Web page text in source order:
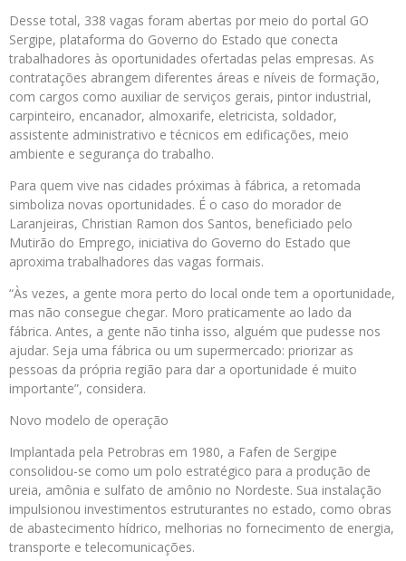
Desse total, 338 vagas foram abertas por meio do portal GO
Sergipe, plataforma do Governo do Estado que conecta
trabalhadores às oportunidades ofertadas pelas empresas. As
contratações abrangem diferentes áreas e níveis de formação,
com cargos como auxiliar de serviços gerais, pintor industrial,
carpinteiro, encanador, almoxarife, eletricista, soldador,
assistente administrativo e técnicos em edificações, meio
ambiente e segurança do trabalho.
Para quem vive nas cidades próximas à fábrica, a retomada
simboliza novas oportunidades. É o caso do morador de
Laranjeiras, Christian Ramon dos Santos, beneficiado pelo
Mutirão do Emprego, iniciativa do Governo do Estado que
aproxima trabalhadores das vagas formais.
“Às vezes, a gente mora perto do local onde tem a oportunidade,
mas não consegue chegar. Moro praticamente ao lado da
fábrica. Antes, a gente não tinha isso, alguém que pudesse nos
ajudar. Seja uma fábrica ou um supermercado: priorizar as
pessoas da própria região para dar a oportunidade é muito
importante”, considera.
Novo modelo de operação
Implantada pela Petrobras em 1980, a Fafen de Sergipe
consolidou-se como um polo estratégico para a produção de
ureia, amônia e sulfato de amônio no Nordeste. Sua instalação
impulsionou investimentos estruturantes no estado, como obras
de abastecimento hídrico, melhorias no fornecimento de energia,
transporte e telecomunicações.